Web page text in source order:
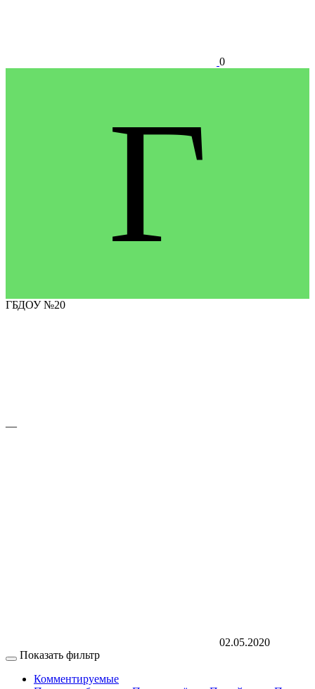
0
Г
ГБДОУ №20
—
02.05.2020
Показать фильтр
Комментируемые